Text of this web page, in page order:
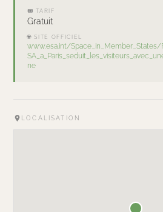
🎟 TARIF
Gratuit
🌐 SITE OFFICIEL
www.esa.int/
ne
LOCALISATION